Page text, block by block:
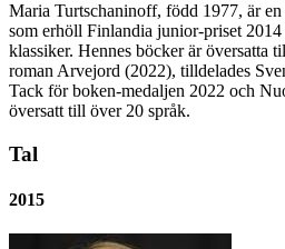
Maria Turtschaninoff, född 1977, är
som erhöll Finlandia junior-priset
klassiker. Hennes böcker är översatta
roman Arvejord (2022), tilldelades
Tack för boken-medaljen 2022 och
översatt till över 20 språk.
Tal
2015